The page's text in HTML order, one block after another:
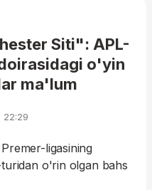
Siti": APL-
o'yin
ma'lum
22:29
ligasining
o'rin olgan bahs